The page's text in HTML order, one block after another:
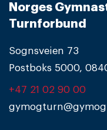
Norges
Turnforbund
Sognsveien 73
Postboks 5000,
+47 21 02 90 00